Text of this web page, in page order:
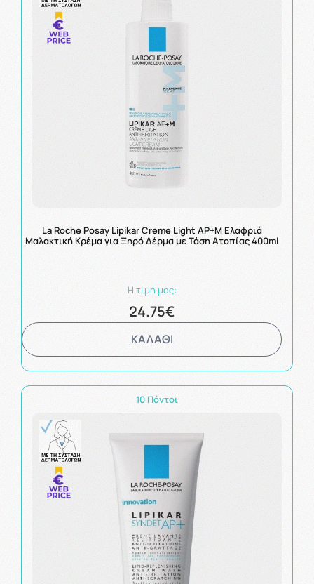
La Roche Posay Lipikar Creme Light AP+M Ελαφριά
Μαλακτική Κρέμα για Ξηρό Δέρμα με Τάση Ατοπίας 400ml
Η τιμή μας:
24.75€
ΚΑΛΑΘΙ
10 Πόντοι